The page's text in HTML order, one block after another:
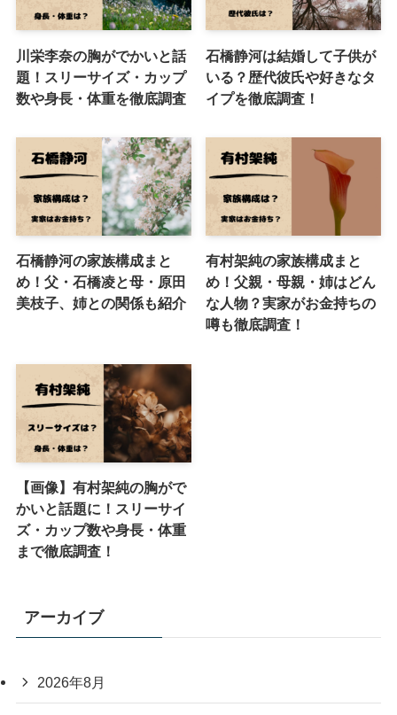
川栄李奈の胸がでかいと話
題！スリーサイズ・カップ
数や身長・体重を徹底調査
石橋静河は結婚して子供が
いる？歴代彼氏や好きなタ
イプを徹底調査！
石橋静河の家族構成まと
め！父・石橋凌と母・原田
美枝子、姉との関係も紹介
有村架純の家族構成まと
め！父親・母親・姉はどん
な人物？実家がお金持ちの
噂も徹底調査！
【画像】有村架純の胸がで
かいと話題に！スリーサイ
ズ・カップ数や身長・体重
まで徹底調査！
アーカイブ
2026年8月